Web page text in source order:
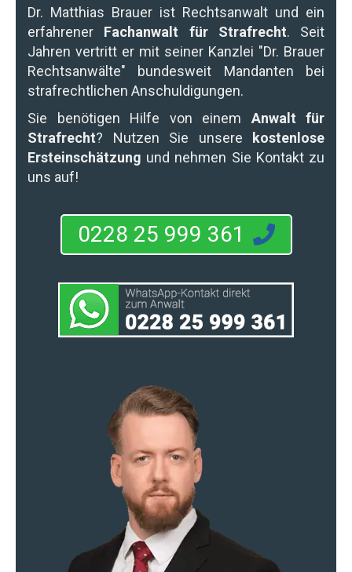
Dr. Matthias Brauer ist Rechtsanwalt und ein
erfahrener Fachanwalt für Strafrecht. Seit
Jahren vertritt er mit seiner Kanzlei "Dr. Brauer
Rechtsanwälte" bundesweit Mandanten bei
strafrechtlichen Anschuldigungen.
Sie benötigen Hilfe von einem Anwalt für
Strafrecht? Nutzen Sie unsere kostenlose
Ersteinschätzung und nehmen Sie Kontakt zu
uns auf!
0228 25 999 361